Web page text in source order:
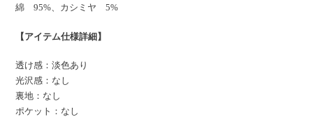
綿 95%、カシミヤ 5%
【アイテム仕様詳細】
透け感：淡色あり
光沢感：なし
裏地：なし
ポケット：なし